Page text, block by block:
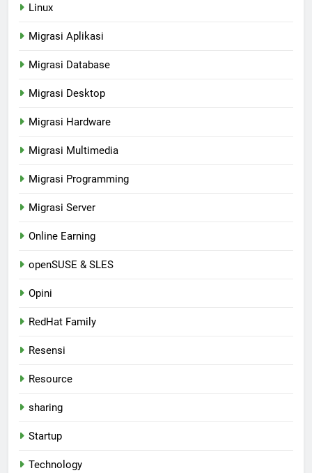
Linux
Migrasi Aplikasi
Migrasi Database
Migrasi Desktop
Migrasi Hardware
Migrasi Multimedia
Migrasi Programming
Migrasi Server
Online Earning
openSUSE & SLES
Opini
RedHat Family
Resensi
Resource
sharing
Startup
Technology